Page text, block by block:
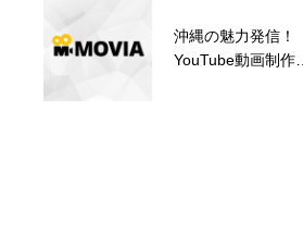
沖縄の魅力発信！
YouTube動画制作の
目的別解説！沖縄
YouTube動画制作ガ